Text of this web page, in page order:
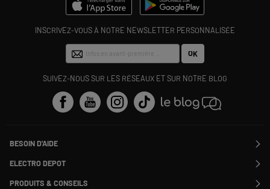
INSCRIVEZ-VOUS À NOTRE NEWSLETTER PERSONNALISÉE
OK
SUIVEZ-NOUS SUR LES RÉSEAUX ET SUR NOTRE BLOG
BESOIN D'AIDE
Suivre ma commande
Modifier ou annuler ma commande
ELECTRO DEPOT
PRODUITS & CONSEILS